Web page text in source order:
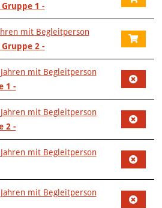
1 -
mit Begleitperson
2 -
mit Begleitperson
1 -
mit Begleitperson
2 -
mit Begleitperson
mit Begleitperson